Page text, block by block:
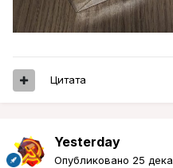
Цитата
Yesterday
Опубликовано 25